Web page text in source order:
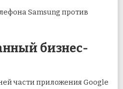
бизнес-
части приложения Google